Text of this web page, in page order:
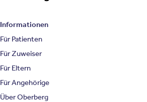
Informationen
Für Patienten
Für Zuweiser
Für Eltern
Für Angehörige
Über Oberberg